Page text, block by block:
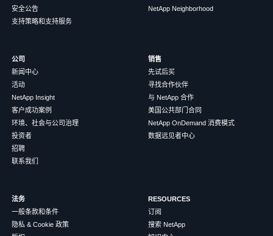
安全公告
支持策略和支持服务
NetApp Neighborhood
公司
新闻中心
活动
NetApp Insight
客户成功案例
环境、社会与公司治理
投资者
招聘
联系我们
销售
先试后买
寻找合作伙伴
与 NetApp 合作
美国公共部门合同
NetApp OnDemand 消费模式
数据远见者中心
法务
一般条款和条件
隐私 & Cookie 政策
RESOURCES
订阅
搜索 NetApp